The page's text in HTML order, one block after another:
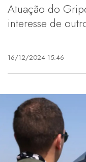
Atuação do
interesse de
16/12/2024 15:46